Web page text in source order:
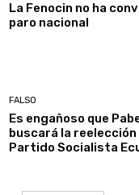
La Fenocin no ha
paro nacional
FALSO
Es engañoso que
buscará la reelección
Partido Socialista